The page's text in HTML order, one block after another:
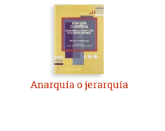
Anarquía o jerarquía